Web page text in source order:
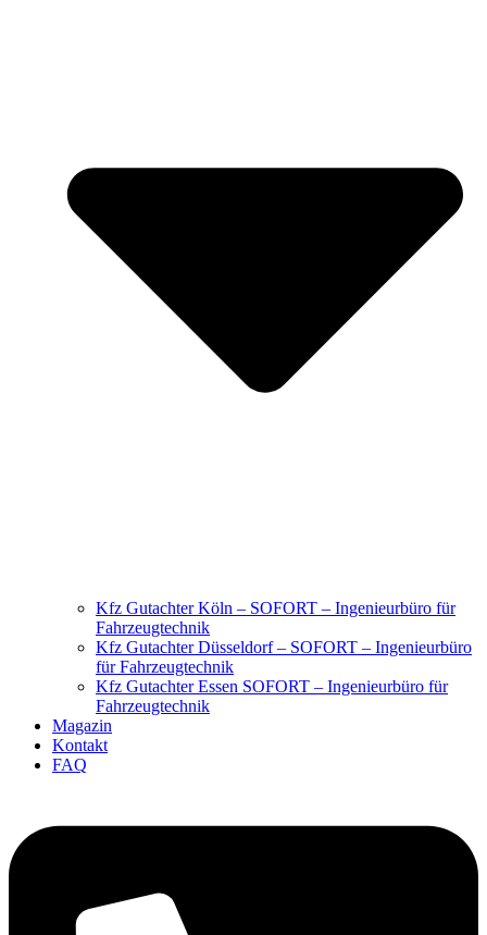
Kfz Gutachter Köln – SOFORT – Ingenieurbüro für
Fahrzeugtechnik
Kfz Gutachter Düsseldorf – SOFORT – Ingenieurbüro
für Fahrzeugtechnik
Kfz Gutachter Essen SOFORT – Ingenieurbüro für
Fahrzeugtechnik
Magazin
Kontakt
FAQ